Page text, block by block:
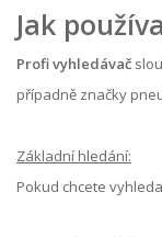
Jak
Profi vyhledávač
případně značky
Základní hledání:
Pokud chcete